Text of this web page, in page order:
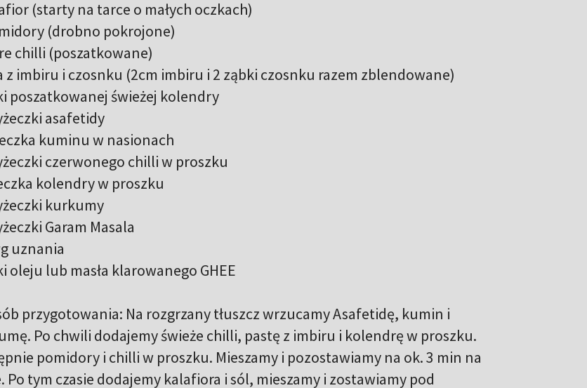
(starty na tarce o małych oczkach)
(drobno pokrojone)
chilli (poszatkowane)
z imbiru i czosnku (2cm imbiru i 2 ząbki czosnku razem zblendowane)
poszatkowanej świeżej kolendry
asafetidy
kuminu w nasionach
czerwonego chilli w proszku
kolendry w proszku
kurkumy
Garam Masala
uznania
oleju lub masła klarowanego GHEE
przygotowania: Na rozgrzany tłuszcz wrzucamy Asafetidę, kumin i
Po chwili dodajemy świeże chilli, pastę z imbiru i kolendrę w proszku.
pomidory i chilli w proszku. Mieszamy i pozostawiamy na ok. 3 min na
Po tym czasie dodajemy kalafiora i sól, mieszamy i zostawiamy pod